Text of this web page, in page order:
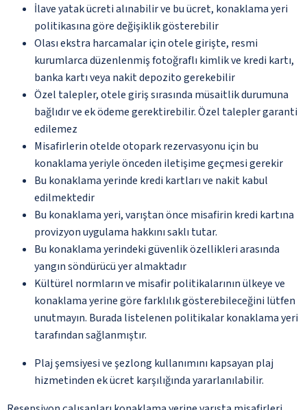
İlave yatak ücreti alınabilir ve bu ücret, konaklama yeri
politikasına göre değişiklik gösterebilir
Olası ekstra harcamalar için otele girişte, resmi
kurumlarca düzenlenmiş fotoğraflı kimlik ve kredi kartı,
banka kartı veya nakit depozito gerekebilir
Özel talepler, otele giriş sırasında müsaitlik durumuna
bağlıdır ve ek ödeme gerektirebilir. Özel talepler garanti
edilemez
Misafirlerin otelde otopark rezervasyonu için bu
konaklama yeriyle önceden iletişime geçmesi gerekir
Bu konaklama yerinde kredi kartları ve nakit kabul
edilmektedir
Bu konaklama yeri, varıştan önce misafirin kredi kartına
provizyon uygulama hakkını saklı tutar.
Bu konaklama yerindeki güvenlik özellikleri arasında
yangın söndürücü yer almaktadır
Kültürel normların ve misafir politikalarının ülkeye ve
konaklama yerine göre farklılık gösterebileceğini lütfen
unutmayın. Burada listelenen politikalar konaklama yeri
tarafından sağlanmıştır.
Plaj şemsiyesi ve şezlong kullanımını kapsayan plaj
hizmetinden ek ücret karşılığında yararlanılabilir.